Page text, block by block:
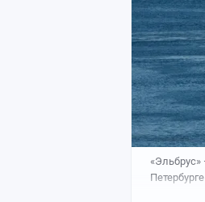
«Эльбрус»